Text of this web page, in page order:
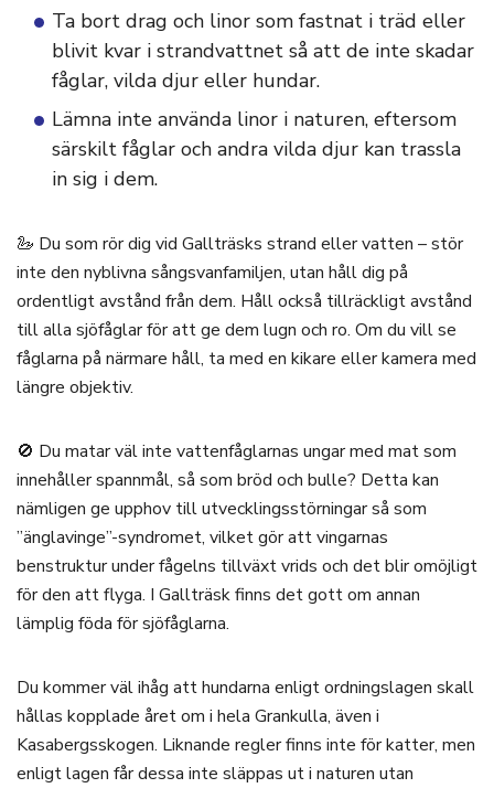
Ta bort drag och linor som fastnat i träd eller
blivit kvar i strandvattnet så att de inte skadar
fåglar, vilda djur eller hundar.
Lämna inte använda linor i naturen, eftersom
särskilt fåglar och andra vilda djur kan trassla
in sig i dem.
🦢 Du som rör dig vid Gallträsks strand eller vatten – stör
inte den nyblivna sångsvanfamiljen, utan håll dig på
ordentligt avstånd från dem. Håll också tillräckligt avstånd
till alla sjöfåglar för att ge dem lugn och ro. Om du vill se
fåglarna på närmare håll, ta med en kikare eller kamera med
längre objektiv.
🚫 Du matar väl inte vattenfåglarnas ungar med mat som
innehåller spannmål, så som bröd och bulle? Detta kan
nämligen ge upphov till utvecklingsstörningar så som
”änglavinge”-syndromet, vilket gör att vingarnas
benstruktur under fågelns tillväxt vrids och det blir omöjligt
för den att flyga. I Gallträsk finns det gott om annan
lämplig föda för sjöfåglarna.
Du kommer väl ihåg att hundarna enligt ordningslagen skall
hållas kopplade året om i hela Grankulla, även i
Kasabergsskogen. Liknande regler finns inte för katter, men
enligt lagen får dessa inte släppas ut i naturen utan